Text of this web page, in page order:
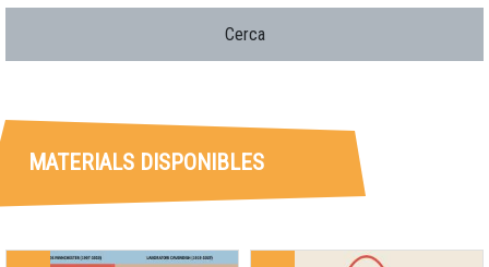
MATERIALS DISPONIBLES